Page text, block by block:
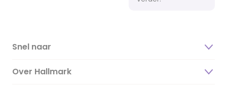
Snel naar
Over Hallmark